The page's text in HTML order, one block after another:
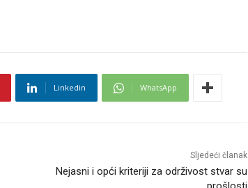
Linkedin WhatsApp
Sljedeći članak
Nejasni i opći kriteriji za održivost stvar su